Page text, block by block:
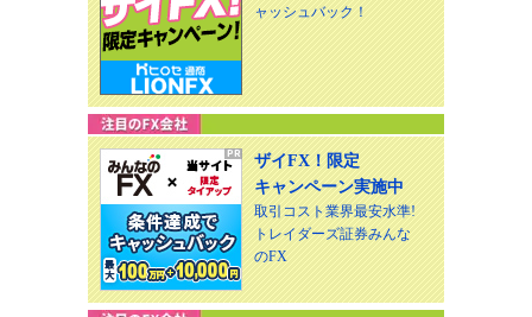
ャッシュバック！
ザイFX！限定
キャンペーン実施中
取引コスト業界最安水準!
トレイダーズ証券みんな
のFX